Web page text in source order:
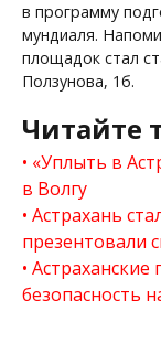
в программу
мундиаля.
площадок стал
Ползунова, 1б.
Читайте
«Уплыть в
в Волгу
Астрахань
презентовали
Астраханские
безопасность